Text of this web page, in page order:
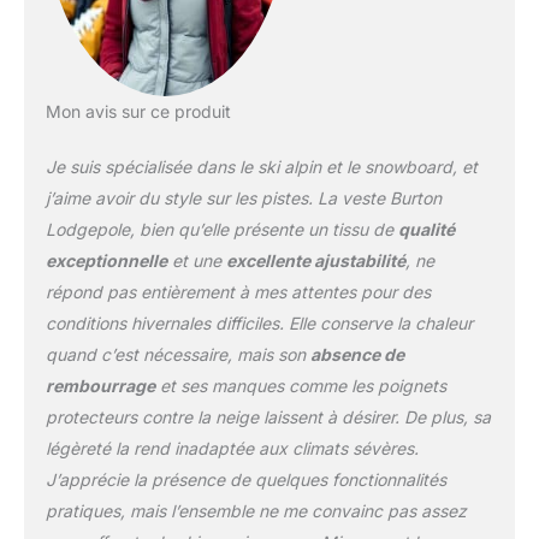
activité courte et intense
et dans des conditions
accessible par la poche
Poches chauffe-mains
en micropolaire et poche
frontale zippée
Mon avis sur ce produit
Je suis spécialisée dans le ski alpin et le snowboard, et
j’aime avoir du style sur les pistes. La veste Burton
Lodgepole, bien qu’elle présente un tissu de qualité
exceptionnelleet une excellente ajustabilité, ne
répond pas entièrement à mes attentes pour des
conditions hivernales difficiles. Elle conserve la chaleur
quand c’est nécessaire, mais son absence de
rembourrageet ses manques comme les poignets
protecteurs contre la neige laissent à désirer. De plus, sa
légèreté la rend inadaptée aux climats sévères.
J’apprécie la présence de quelques fonctionnalités
pratiques, mais l’ensemble ne me convainc pas assez